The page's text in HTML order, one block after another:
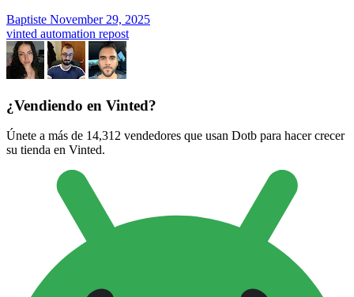
Baptiste November 29, 2025
vinted automation repost
¿Vendiendo en Vinted?
Únete a más de 14,312 vendedores que usan Dotb para hacer crecer
su tienda en Vinted.